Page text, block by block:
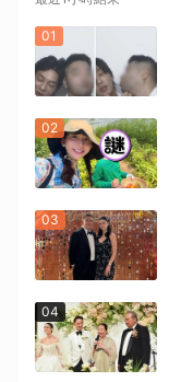
01
02
03
04